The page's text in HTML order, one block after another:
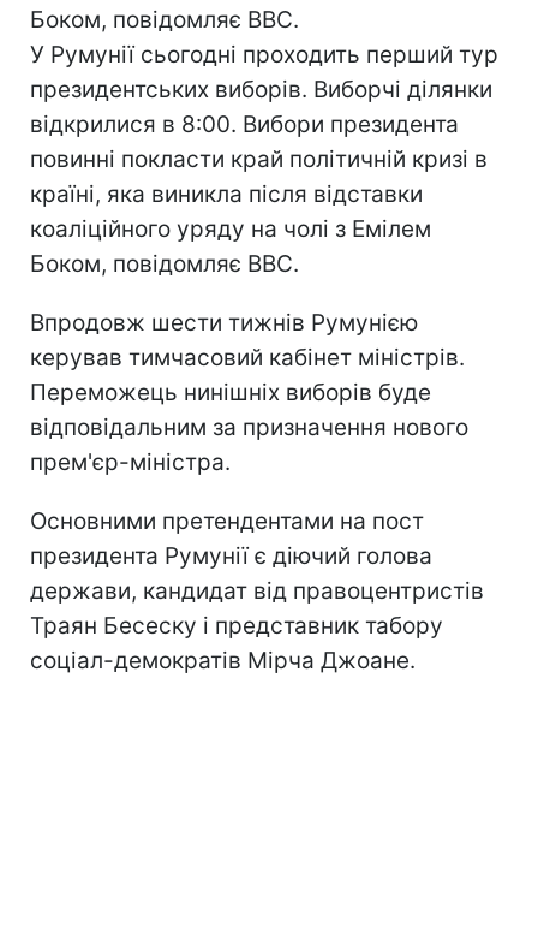
Боком, повідомляє BBC.
У Румунії сьогодні проходить перший тур
президентських виборів. Виборчі ділянки
відкрилися в 8:00. Вибори президента
повинні покласти край політичній кризі в
країні, яка виникла після відставки
коаліційного уряду на чолі з Емілем
Боком, повідомляє BBC.
Впродовж шести тижнів Румунією
керував тимчасовий кабінет міністрів.
Переможець нинішніх виборів буде
відповідальним за призначення нового
прем'єр-міністра.
Основними претендентами на пост
президента Румунії є діючий голова
держави, кандидат від правоцентристів
Траян Бесеску і представник табору
соціал-демократів Мірча Джоане.